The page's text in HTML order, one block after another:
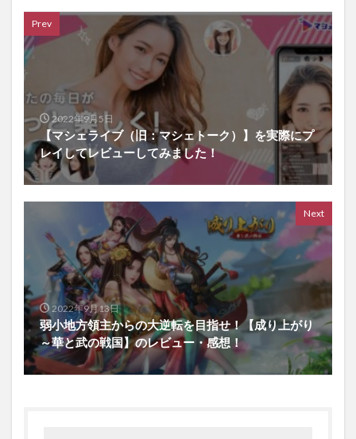
Prev
2022年9月5日
【マシェライブ（旧：マシェトーク）】を実際にプ
レイしてレビューしてみました！
Next
2022年9月13日
弱小地方領主からの大逆転を目指せ！【成り上がり
～華と武の戦国】のレビュー・感想！